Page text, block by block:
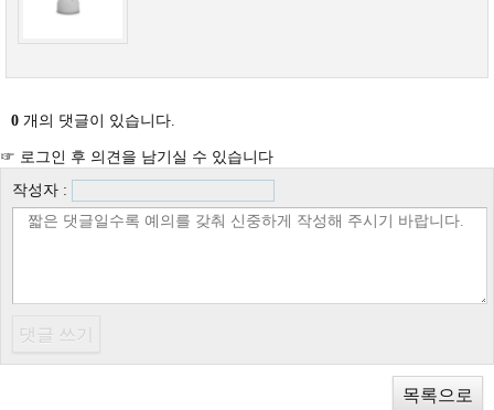
0 개의 댓글이 있습니다.
☞ 로그인 후 의견을 남기실 수 있습니다
작성자 :
목록으로